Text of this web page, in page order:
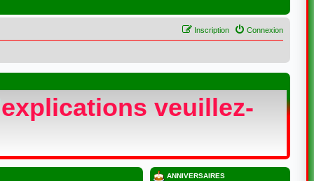
Connexion
Inscription
veuillez-
ANNIVERSAIRES